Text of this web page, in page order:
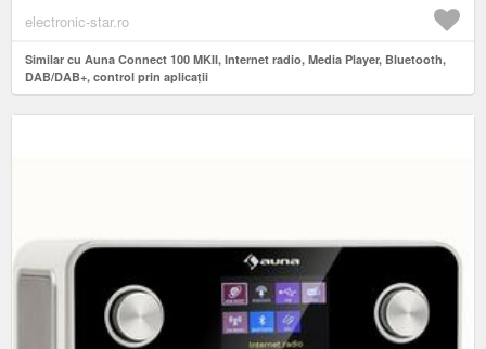
electronic-star.ro
Similar cu Auna Connect 100 MKII, Internet radio, Media Player, Bluetooth,
DAB/DAB+, control prin aplicații